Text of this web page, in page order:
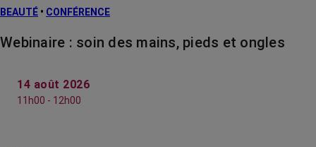
BEAUTÉ • CONFÉRENCE
Webinaire : soin des mains, pieds et ongles
14 août 2026
11h00 - 12h00